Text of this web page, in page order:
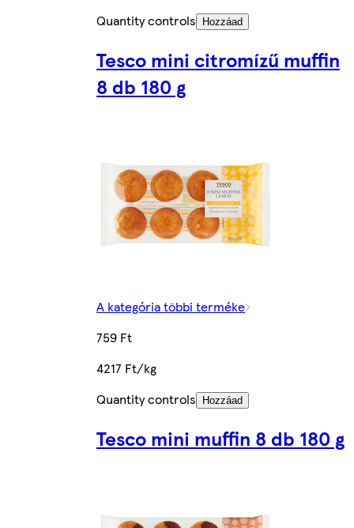
Quantity controls
Hozzáad
Tesco mini citromízű muffin
8 db 180 g
A kategória többi terméke
759 Ft
4217 Ft/kg
Quantity controls
Hozzáad
Tesco mini muffin 8 db 180 g